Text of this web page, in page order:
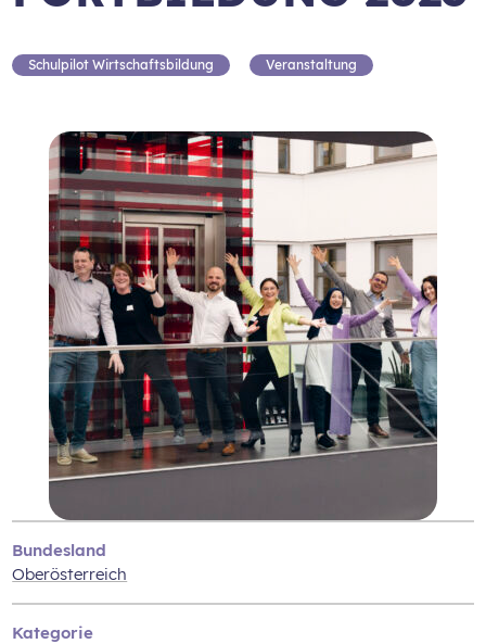
Schulpilot Wirtschaftsbildung Veranstaltung
Bundesland
Oberösterreich
Kategorie